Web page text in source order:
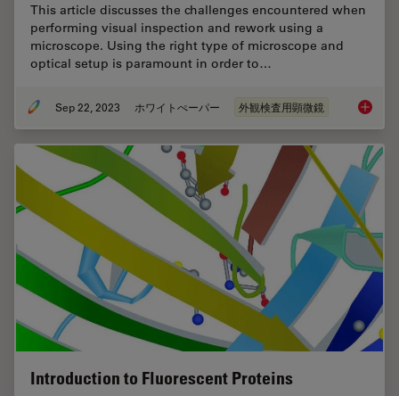
This article discusses the challenges encountered when
performing visual inspection and rework using a
microscope. Using the right type of microscope and
optical setup is paramount in order to…
Sep 22, 2023 ホワイトぺーパー 外観検査用顕微鏡 Top
Introduction to Fluorescent Proteins